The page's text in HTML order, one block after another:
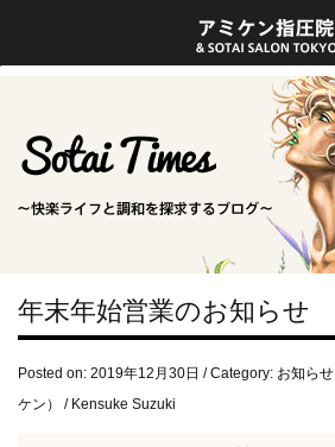
年末年始営業のお知らせ
Posted on: 2019年12月30日 / Category: お知らせ
ケン） / Kensuke Suzuki